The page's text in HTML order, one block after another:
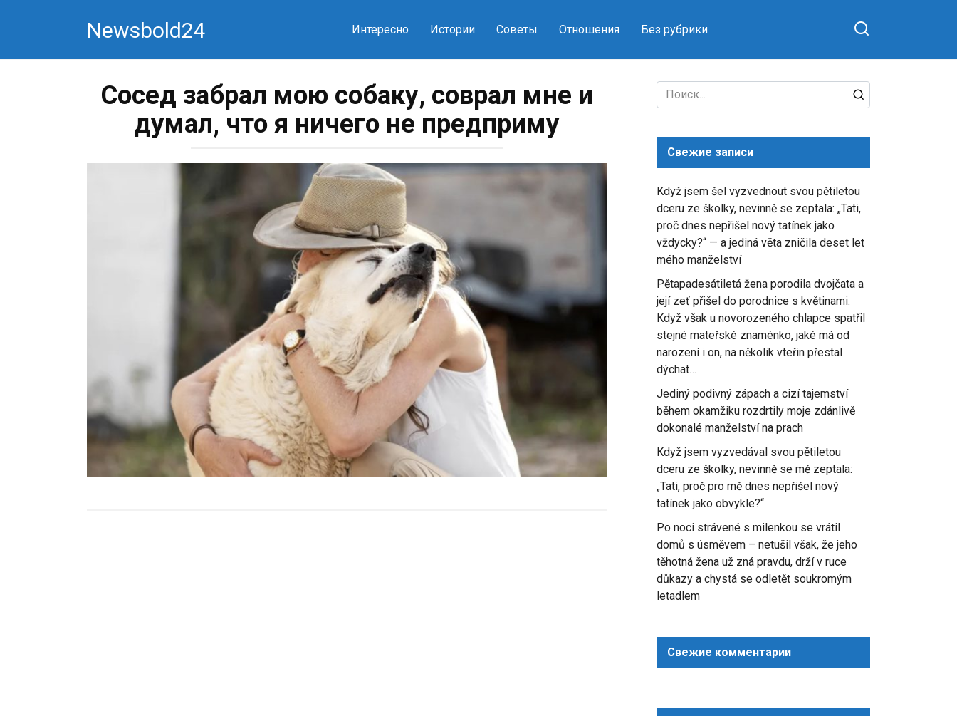
Newsbold24 Интересно Истории Советы Отношения Без рубрики
Сосед забрал мою собаку, соврал мне и
думал, что я ничего не предприму
Search
for:
Свежие записи
Když jsem šel vyzvednout svou pětiletou
dceru ze školky, nevinně se zeptala: „Tati,
proč dnes nepřišel nový tatínek jako
vždycky?“ — a jediná věta zničila deset let
mého manželství
Pětapadesátiletá žena porodila dvojčata a
její zeť přišel do porodnice s květinami.
Když však u novorozeného chlapce spatřil
stejné mateřské znaménko, jaké má od
narození i on, na několik vteřin přestal
dýchat…
Jediný podivný zápach a cizí tajemství
během okamžiku rozdrtily moje zdánlivě
dokonalé manželství na prach
Když jsem vyzvedával svou pětiletou
dceru ze školky, nevinně se mě zeptala:
„Tati, proč pro mě dnes nepřišel nový
tatínek jako obvykle?“
Po noci strávené s milenkou se vrátil
domů s úsměvem – netušil však, že jeho
těhotná žena už zná pravdu, drží v ruce
důkazy a chystá se odletět soukromým
letadlem
Свежие комментарии